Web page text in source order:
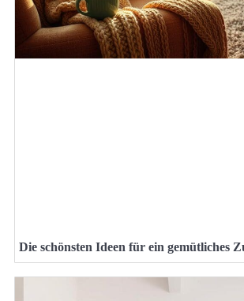
Die schönsten Ideen für ein gemütliches